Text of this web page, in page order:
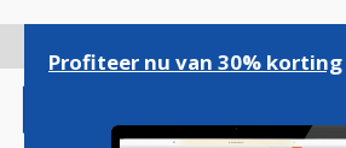
gaan
Profiteer nu van 30% korting